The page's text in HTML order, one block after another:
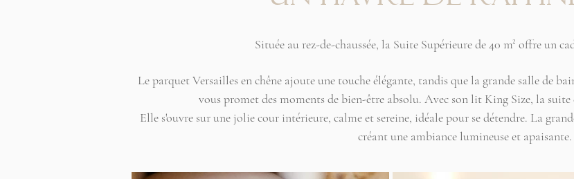
Située au rez-de-chaussée, la Suite Supérieure de 40 m² offre un
Le parquet Versailles en chêne ajoute une touche élégante, tandis que la grande salle de
vous promet des moments de bien-être absolu. Avec son lit King Size, la
Elle s'ouvre sur une jolie cour intérieure, calme et sereine, idéale pour se détendre. La
créant une ambiance lumineuse et apaisante.